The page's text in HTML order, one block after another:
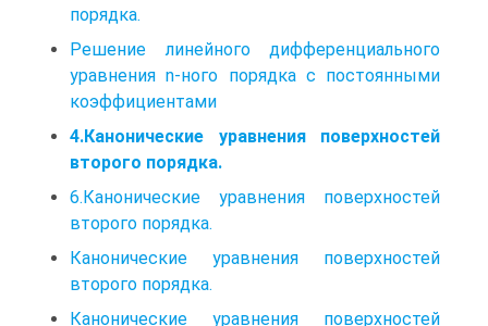
дифференциальных уравнений первого
порядка.
Решение линейного дифференциального
уравнения n-ного порядка с постоянными
коэффициентами
4.Канонические уравнения поверхностей
второго порядка.
6.Канонические уравнения поверхностей
второго порядка.
Канонические уравнения поверхностей
второго порядка.